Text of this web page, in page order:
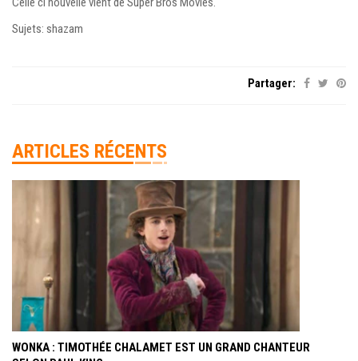
Sujets: shazam
Partager:
ARTICLES RÉCENTS
WONKA : TIMOTHÉE CHALAMET EST UN GRAND CHANTEUR